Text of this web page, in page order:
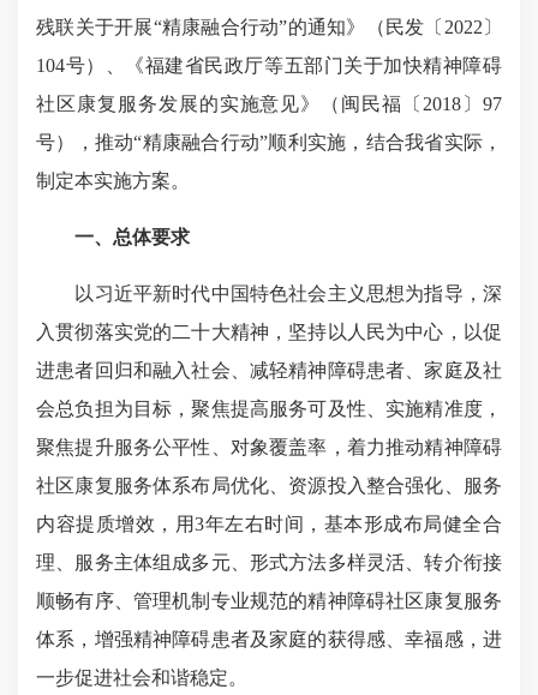
残联关于开展“精康融合行动”的通知》（民发〔2022〕
104号）、《福建省民政厅等五部门关于加快精神障碍
社区康复服务发展的实施意见》（闽民福〔2018〕97
号），推动“精康融合行动”顺利实施，结合我省实际，
制定本实施方案。
一、总体要求
以习近平新时代中国特色社会主义思想为指导，深
入贯彻落实党的二十大精神，坚持以人民为中心，以促
进患者回归和融入社会、减轻精神障碍患者、家庭及社
会总负担为目标，聚焦提高服务可及性、实施精准度，
聚焦提升服务公平性、对象覆盖率，着力推动精神障碍
社区康复服务体系布局优化、资源投入整合强化、服务
内容提质增效，用3年左右时间，基本形成布局健全合
理、服务主体组成多元、形式方法多样灵活、转介衔接
顺畅有序、管理机制专业规范的精神障碍社区康复服务
体系，增强精神障碍患者及家庭的获得感、幸福感，进
一步促进社会和谐稳定。